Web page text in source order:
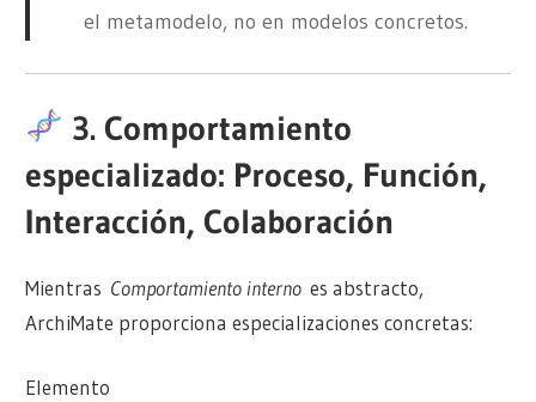
el metamodelo, no en modelos concretos.
3. Comportamiento
especializado: Proceso, Función,
Interacción, Colaboración
Mientras Comportamiento interno es abstracto,
ArchiMate proporciona especializaciones concretas:
Elemento